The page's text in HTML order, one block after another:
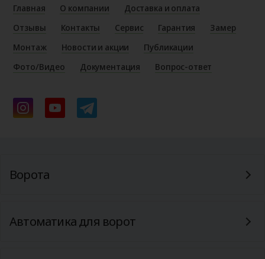
Главная О компании
Доставка и оплата
Отзывы
Контакты Сервис Гарантия
Замер
Монтаж
Новости и акции
Публикации
Фото/Видео
Документация Вопрос-ответ
Ворота
Автоматика для ворот